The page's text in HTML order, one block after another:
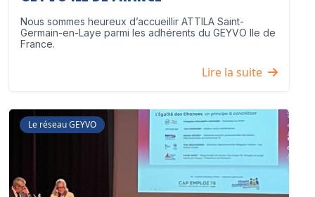
Nous sommes heureux d’accueillir ATTILA Saint-
Germain-en-Laye parmi les adhérents du GEYVO Ile de
France.
Lire la suite
Le réseau GEYVO